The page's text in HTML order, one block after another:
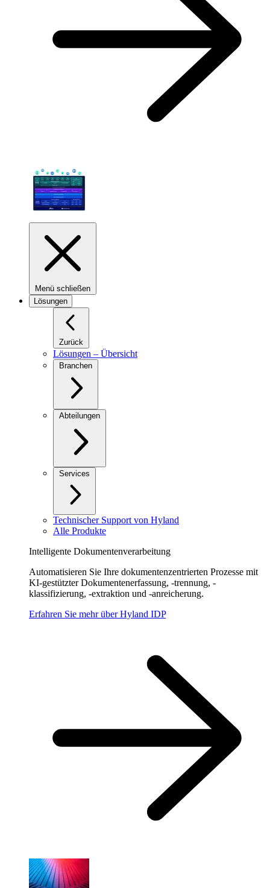
Menü schließen
Lösungen
Zurück
Lösungen – Übersicht
Branchen
Abteilungen
Services
Technischer Support von Hyland
Alle Produkte
Intelligente Dokumentenverarbeitung
Automatisieren Sie Ihre dokumentenzentrierten Prozesse mit
KI-gestützter Dokumentenerfassung, -trennung, -
klassifizierung, -extraktion und -anreicherung.
Erfahren Sie mehr über Hyland IDP